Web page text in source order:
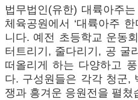
법무법인(유한) 대륙아주
체육공원에서 ‘대륙아주
니다. 예전 초등학교 운동
터트리기, 줄다리기, 공 굴
떠올리게 하는 다양하고
다. 구성원들은 각각 청군,
쟁과 흥겨운 응원전을 펼쳤